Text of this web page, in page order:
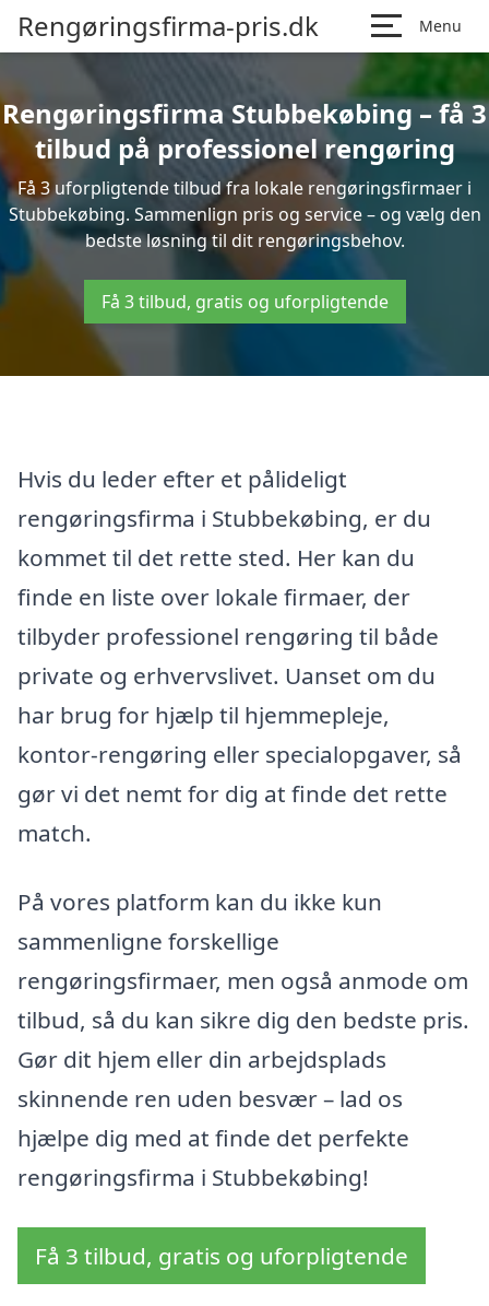
Rengøringsfirma-pris.dk Menu
Rengøringsfirma Stubbekøbing – få 3
tilbud på professionel rengøring
Få 3 uforpligtende tilbud fra lokale rengøringsfirmaer i
Stubbekøbing. Sammenlign pris og service – og vælg den
bedste løsning til dit rengøringsbehov.
Få 3 tilbud, gratis og uforpligtende
Hvis du leder efter et pålideligt
rengøringsfirma i Stubbekøbing, er du
kommet til det rette sted. Her kan du
finde en liste over lokale firmaer, der
tilbyder professionel rengøring til både
private og erhvervslivet. Uanset om du
har brug for hjælp til hjemmepleje,
kontor-rengøring eller specialopgaver, så
gør vi det nemt for dig at finde det rette
match.
På vores platform kan du ikke kun
sammenligne forskellige
rengøringsfirmaer, men også anmode om
tilbud, så du kan sikre dig den bedste pris.
Gør dit hjem eller din arbejdsplads
skinnende ren uden besvær – lad os
hjælpe dig med at finde det perfekte
rengøringsfirma i Stubbekøbing!
Få 3 tilbud, gratis og uforpligtende